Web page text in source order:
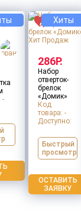
-
Хиты
286Р.
Набор
отверток-
брелок
«Домик»
Код
товара: -
Доступно:
Быстрый
просмотр
ОСТАВИТЬ
ЗАЯВКУ